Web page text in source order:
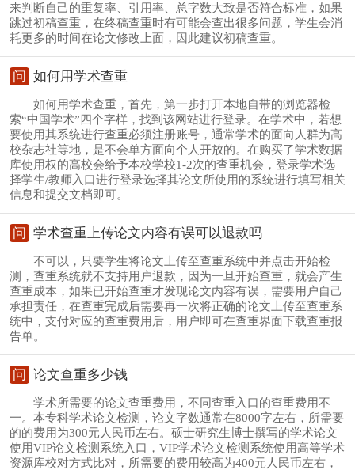
来判断自己的重复率、引用率、总字数大致是否符合标准，如果
跳过初稿查重，在终稿查重时有可能会查出很多问题，学生会消
耗更多的时间在论文修改上面，因此建议初稿查重。
问 如何用学术查重
如何用学术查重，首先，第一步打开本地自带的浏览器检
索“中国学术”四个字样，找到该网站进行登录。在学术中，若想
要使用其系统进行查重必须注册账号，通常学术的面向人群为高
校杂志社等地，是不会单方面向个人开放的。在购买了学术数据
库使用权的高校会给予本校学校1-2次的查重机会，登录学术选
择学生/教师入口进行登录选择其论文所使用的系统进行填写相关
信息和提交文档即可。
问 学术查重上传论文内容有误可以退款吗
不可以，只要学生将论文上传至查重系统中并点击开始检
测，查重系统就不支持用户退款，因为一旦开始查重，就会产生
查重成本，如果已开始查重才发现论文内容有误，需要用户自己
承担责任，在查重完成后需要再一次将正确的论文上传至查重系
统中，支付对应的查重费用后，用户即可在查重界面下载查重报
告单。
问 论文查重多少钱
学术所需要的论文查重费用，不同查重入口的查重费用不
一。本专科学术论文检测，论文字数通常在8000字左右，所需要
的的费用为300元人民币左右。硕士研究生博士撰写的学术论文
使用VIP论文检测系统入口，VIP学术论文检测系统使用高等学术
资源库校对方式比对，所需要的费用较高为400元人民币左右，